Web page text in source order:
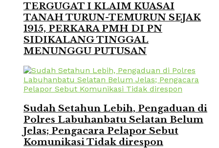
TERGUGAT I KLAIM KUASAI
TANAH TURUN-TEMURUN SEJAK
1915, PERKARA PMH DI PN
SIDIKALANG TINGGAL
MENUNGGU PUTUSAN
Sudah Setahun Lebih, Pengaduan di
Polres Labuhanbatu Selatan Belum
Jelas; Pengacara Pelapor Sebut
Komunikasi Tidak direspon